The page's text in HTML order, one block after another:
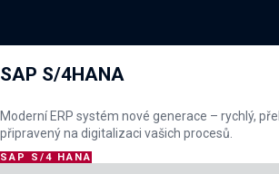
SAP S/4HANA
Moderní ERP systém nové generace – rychlý,
připravený na digitalizaci vašich procesů.
SAP S/4 HANA